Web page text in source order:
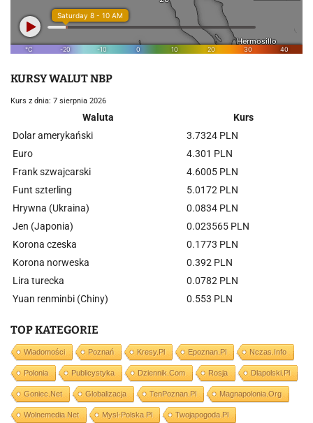
KURSY WALUT NBP
Kurs z dnia: 7 sierpnia 2026
Waluta
Kurs
Dolar amerykański
3.7324 PLN
Euro
4.301 PLN
Frank szwajcarski
4.6005 PLN
Funt szterling
5.0172 PLN
Hrywna (Ukraina)
0.0834 PLN
Jen (Japonia)
0.023565 PLN
Korona czeska
0.1773 PLN
Korona norweska
0.392 PLN
Lira turecka
0.0782 PLN
Yuan renminbi (Chiny)
0.553 PLN
TOP KATEGORIE
Wiadomości Poznań Kresy.pl Epoznan.pl Nczas.info
Polonia Publicystyka Dziennik.com Rosja Dlapolski.pl
Goniec.net Globalizacja TenPoznan.pl Magnapolonia.org
Wolnemedia.net Mysl-Polska.pl Twojapogoda.pl